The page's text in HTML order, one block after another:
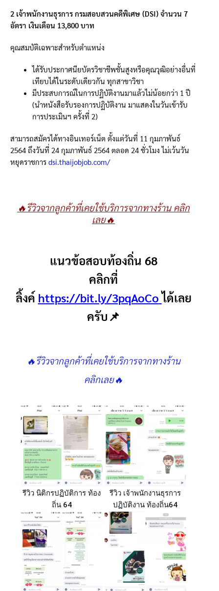
2 เจ้าพนักงานธุรการ กรมสอบสวนคดีพิเศษ (DSI) จำนวน 7
อัตรา เงินเดือน 13,800บาท
คุณสมบัติเฉพาะสำหรับตำแหน่ง
ได้รับประกาศนียบัตรวิชาชีพชั้นสูงหรือคุณวุฒิอย่างอื่นที่
เทียบได้ในระดับเดียวกัน ทุกสาขาวิชา
มีประสบการณ์ในการปฏิบัติงานมาแล้วไม่น้อยกว่า 1ปี
(นำหนังสือรับรองการปฏิบัติงาน มาแสดงในวันเข้ารับ
การประเมินฯ ครั้งที่ 2)
สามารถสมัครได้ทางอินเทอร์เน็ต ตั้งแต่วันที่ 11กุมภาพันธ์
2564ถึงวันที่ 24กุมภาพันธ์ 2564ตลอด 24ชั่วโมง ไม่เว้นวัน
หยุดราชการ dsi.thaijobjob.com/
🔥รีวิวจากลูกค้าที่เคยใช้บริการจากทางร้าน คลิก
เลย🔥
แนวข้อสอบท้องถิ่น 68
คลิกที่
ลิ้งค์ https://bit.ly/3pqAoCo ได้เลย
ครับ📌
🔥รีวิวจากลูกค้าที่เคยใช้บริการจากทางร้าน
คลิกเลย🔥
รีวิว นิติกรปฏิบัติการ ท้อง
ถิ่น 64
รีวิว เจ้าพนักงานธุรการ
ปฏิบัติงาน ท้องถิ่น64